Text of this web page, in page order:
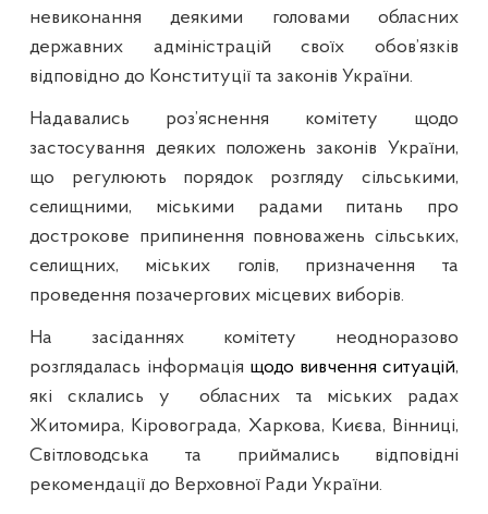
невиконання деякими головами обласних
державних адміністрацій своїх обов’язків
відповідно до Конституції та законів України.
Надавались роз’яснення комітету щодо
застосування деяких положень законів України,
що регулюють порядок розгляду сільськими,
селищними, міськими радами питань про
дострокове припинення повноважень сільських,
селищних, міських голів, призначення та
проведення позачергових місцевих виборів.
На засіданнях комітету неодноразово
розглядалась інформація щодо вивчення ситуацій,
які склались у
обласних та міських радах
Житомира, Кіровограда, Харкова, Києва, Вінниці,
Світловодська та приймались відповідні
рекомендації до Верховної Ради України.